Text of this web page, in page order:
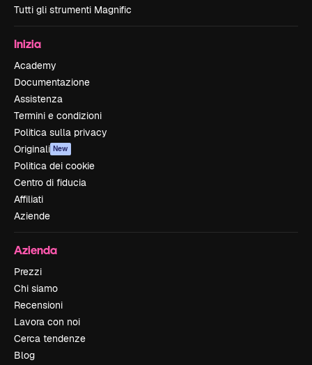
Tutti gli strumenti Magnific
Inizia
Academy
Documentazione
Assistenza
Termini e condizioni
Politica sulla privacy
Originali New
Politica dei cookie
Centro di fiducia
Affiliati
Aziende
Azienda
Prezzi
Chi siamo
Recensioni
Lavora con noi
Cerca tendenze
Blog